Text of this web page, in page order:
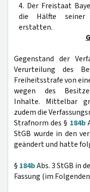
4. Der Freistaat
die Hälfte seiner
erstatten.
Gegenstand der
Verurteilung des
Freiheitsstrafe von
wegen des
Inhalte. Mittelbar
zudem die
Strafnorm des § 184b
StGB wurde in den
geändert und hatte
§ 184bAbs. 3 StGB in
Fassung (im Folgenden